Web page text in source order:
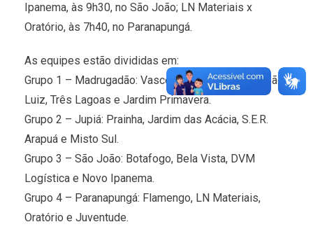
Ipanema, às 9h30, no São João; LN Materiais x
Oratório, às 7h40, no Paranapungá.
As equipes estão divididas em:
Grupo 1 – Madrugadão: Vasco da Gama, Espetos São
Luiz, Três Lagoas e Jardim Primavera.
Grupo 2 – Jupiá: Prainha, Jardim das Acácia, S.E.R.
Arapuá e Misto Sul.
Grupo 3 – São João: Botafogo, Bela Vista, DVM
Logística e Novo Ipanema.
Grupo 4 – Paranapungá: Flamengo, LN Materiais,
Oratório e Juventude.